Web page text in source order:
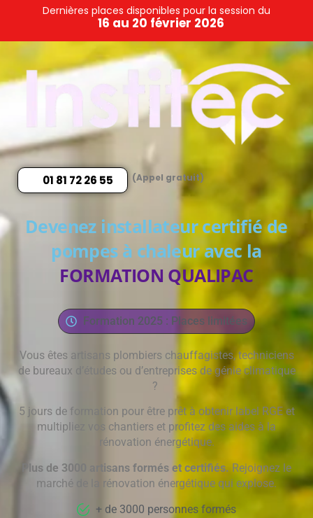
Dernières places disponibles pour la session du
16 au 20 février 2026
01 81 72 26 55 (Appel gratuit)
Devenez installateur certifié de
pompes à chaleur avec la
FORMATION QUALIPAC
Formation 2025 : Places limitées
Vous êtes artisans plombiers chauffagistes, techniciens
de bureaux d’études ou d’entreprises de génie climatique
?
5 jours de formation pour être prêt à obtenir label RGE et
multipliez vos chantiers et profitez des aides à la
rénovation énergétique.
Plus de 3000 artisans formés et certifiés. Rejoignez le
marché de la rénovation énergétique qui explose.
+ de 3000 personnes formés